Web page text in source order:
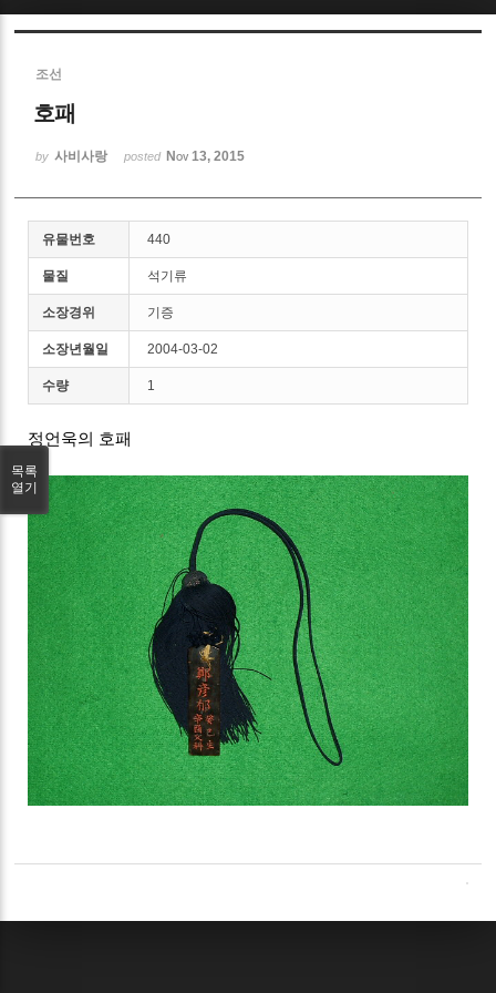
조선
호패
by 사비사랑 posted Nov 13, 2015
유물번호 440
물질 석기류
소장경위 기증
소장년월일 2004-03-02
수량 1
정언욱의 호패
목록
열기
Sketchbook5, 스케치북5
Sketchbook5, 스케치북5